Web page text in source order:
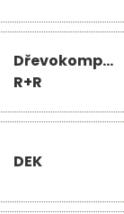
Dřevokomplex
R+R
DEK